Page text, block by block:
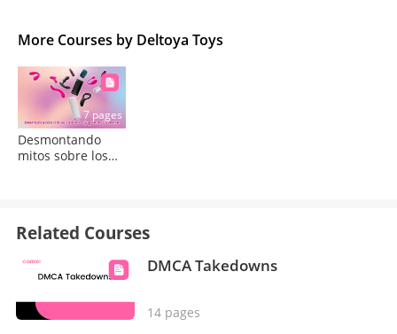
More Courses by Deltoya Toys
7 pages
Desmontando
mitos sobre los
Related Courses
DMCA Takedowns
14 pages